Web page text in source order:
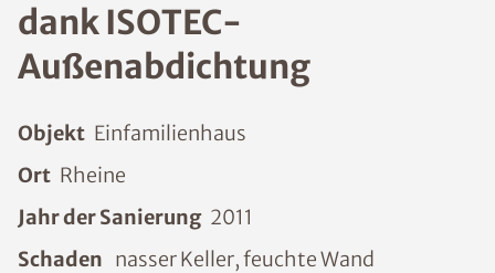
dank ISOTEC-
Außenabdichtung
Objekt Einfamilienhaus
Ort Rheine
Jahr der Sanierung 2011
Schaden nasser Keller, feuchte Wand